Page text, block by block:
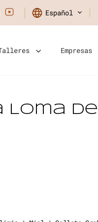
Español
Empresas
Loma